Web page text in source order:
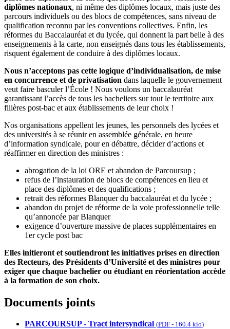
diplômes nationaux, ni même des diplômes locaux, mais juste des
parcours individuels ou des blocs de compétences, sans niveau de
qualification reconnu par les conventions collectives. Enfin, les
réformes du Baccalauréat et du lycée, qui donnent la part belle à des
enseignements à la carte, non enseignés dans tous les établissements,
risquent également de conduire à des diplômes locaux.
Nous n’acceptons pas cette logique d’individualisation, de mise
en concurrence et de privatisation dans laquelle le gouvernement
veut faire basculer l’École ! Nous voulons un baccalauréat
garantissant l’accès de tous les bacheliers sur tout le territoire aux
filières post-bac et aux établissements de leur choix !
Nos organisations appellent les jeunes, les personnels des lycées et
des universités à se réunir en assemblée générale, en heure
d’information syndicale, pour en débattre, décider d’actions et
réaffirmer en direction des ministres :
abrogation de la loi ORE et abandon de Parcoursup ;
refus de l’instauration de blocs de compétences en lieu et
place des diplômes et des qualifications ;
retrait des réformes Blanquer du baccalauréat et du lycée ;
abandon du projet de réforme de la voie professionnelle telle
qu’annoncée par Blanquer
exigence d’ouverture massive de places supplémentaires en
1er cycle post bac
Elles initieront et soutiendront les initiatives prises en direction
des Recteurs, des Présidents d’Université et des ministres pour
exiger que chaque bachelier ou étudiant en réorientation accède
à la formation de son choix.
Documents joints
PARCOURSUP - Tract intersyndical (PDF - 160.4 kio)